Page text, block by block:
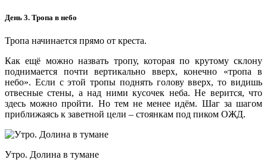
День 3. Тропа в небо
Тропа начинается прямо от креста.
Как ещё можно назвать тропу, которая по крутому склону
поднимается почти вертикально вверх, конечно «тропа в
небо». Если с этой тропы поднять голову вверх, то видишь
отвесные стены, а над ними кусочек неба. Не верится, что
здесь можно пройти. Но тем не менее идём. Шаг за шагом
приближаясь к заветной цели – стоянкам под пиком ОЖД.
Утро. Долина в тумане